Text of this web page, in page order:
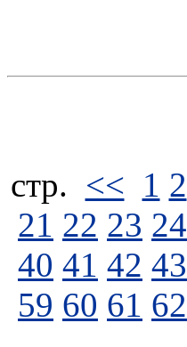
стp. << 1 2
21 22 23 24
40 41 42 43
59 60 61 62